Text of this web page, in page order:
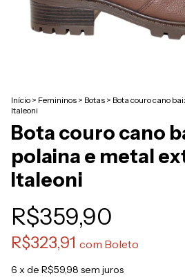
Início > Femininos > Botas > Bota couro cano
Italeoni
Bota couro cano
polaina e metal
Italeoni
R$359,90
R$323,91 com Boleto
6 x de R$59,98 sem juros